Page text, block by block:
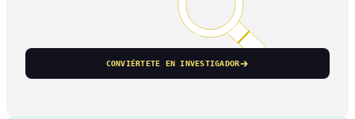
CONVIÉRTETE EN INVESTIGADOR